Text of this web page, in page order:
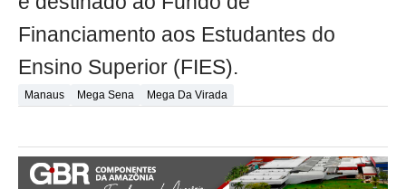
Financiamento aos Estudantes do
Ensino Superior (FIES).
Manaus Mega Sena Mega Da Virada